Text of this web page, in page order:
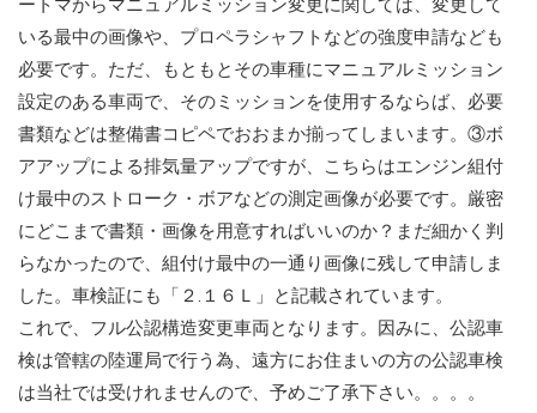
ートマからマニュアルミッション変更に関しては、変更して
いる最中の画像や、プロペラシャフトなどの強度申請なども
必要です。ただ、もともとその車種にマニュアルミッション
設定のある車両で、そのミッションを使用するならば、必要
書類などは整備書コピペでおおまか揃ってしまいます。③ボ
アアップによる排気量アップですが、こちらはエンジン組付
け最中のストローク・ボアなどの測定画像が必要です。厳密
にどこまで書類・画像を用意すればいいのか？まだ細かく判
らなかったので、組付け最中の一通り画像に残して申請しま
した。車検証にも「２.１６Ｌ」と記載されています。
これで、フル公認構造変更車両となります。因みに、公認車
検は管轄の陸運局で行う為、遠方にお住まいの方の公認車検
は当社では受けれませんので、予めご了承下さい。。。。